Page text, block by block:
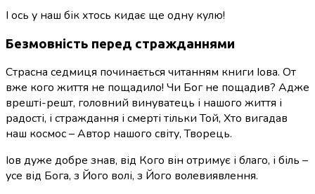
І ось у наш бік хтось кидає ще одну кулю!
Безмовність перед стражданнями
Страсна седмиця починається читанням книги Іова. От
вже кого життя не пощадило! Чи Бог не пощадив? Адже
врешті-решт, головний винуватець і нашого життя і
радості, і страждання і смерті тільки Той, Хто вигадав
наш космос – Автор нашого світу, Творець.
Іов дуже добре знав, від Кого він отримує і благо, і біль –
усе від Бога, з Його волі, з Його волевиявлення.